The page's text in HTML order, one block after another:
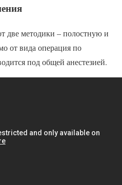
две методики – полостную и
от вида операция по
под общей анестезией.